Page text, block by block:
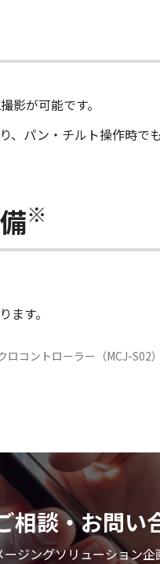
影が可能です。
パン・チルト操作時で
※
す。
コントローラー（MCJ-S02
相談・お問い
ジングソリューション企